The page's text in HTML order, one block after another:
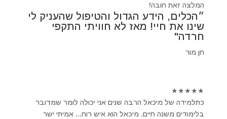
המלצה זאת חובה!
״הכלים, הידע הגדול והטיפול שהעניק לי
שינו את חיי! מאז לא חוויתי התקפי
חרדה"
חן מור
★
★
★
★
★
כתלמידה של מיכאל הרבה שנים אני יכולה לומר שמדובר
בלימודים משנה חיים. מיכאל הוא איש רוח... אמיתי ישר